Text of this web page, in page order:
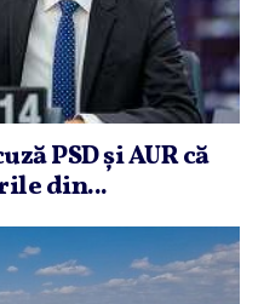
PSD şi AUR că
din...